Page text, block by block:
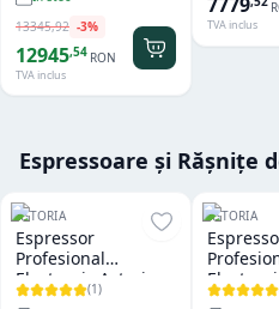
13345,92 -3%
12945,54 RON
TVA inclus
TVA inclus
Espressoare și Rășnițe
ASTORIA
Espressor
Profesional
Electronic Astoria
Tanya R SAE 2
(1)
ASTORIA
Forma